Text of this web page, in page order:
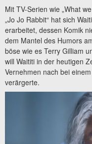
Mit TV-Serien wie „What
„Jo Jo Rabbit“ hat sich
erarbeitet, dessen Komik
dem Mantel des Humors
böse wie es Terry Gilliam
will Waititi in der heutigen
Vernehmen nach bei
verärgerte.